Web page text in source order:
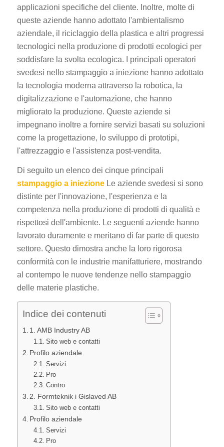
applicazioni specifiche del cliente. Inoltre, molte di
queste aziende hanno adottato l'ambientalismo
aziendale, il riciclaggio della plastica e altri progressi
tecnologici nella produzione di prodotti ecologici per
soddisfare la svolta ecologica. I principali operatori
svedesi nello stampaggio a iniezione hanno adottato
la tecnologia moderna attraverso la robotica, la
digitalizzazione e l'automazione, che hanno
migliorato la produzione. Queste aziende si
impegnano inoltre a fornire servizi basati su soluzioni
come la progettazione, lo sviluppo di prototipi,
l'attrezzaggio e l'assistenza post-vendita.
Di seguito un elenco dei cinque principali
stampaggio a iniezione Le aziende svedesi si sono
distinte per l'innovazione, l'esperienza e la
competenza nella produzione di prodotti di qualità e
rispettosi dell'ambiente. Le seguenti aziende hanno
lavorato duramente e meritano di far parte di questo
settore. Questo dimostra anche la loro rigorosa
conformità con le industrie manifatturiere, mostrando
al contempo le nuove tendenze nello stampaggio
delle materie plastiche.
Indice dei contenuti
1. AMB Industry AB
Sito web e contatti
Profilo aziendale
Servizi
Pro
Contro
2. Formteknik i Gislaved AB
Sito web e contatti
Profilo aziendale
Servizi
Pro